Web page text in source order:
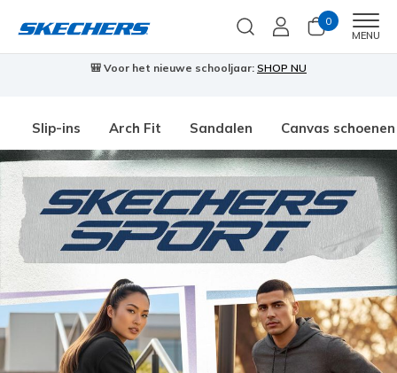
0
MENU
🎒 Voor het nieuwe schooljaar: SHOP NU
Slip-ins Arch Fit Sandalen Canvas schoenen